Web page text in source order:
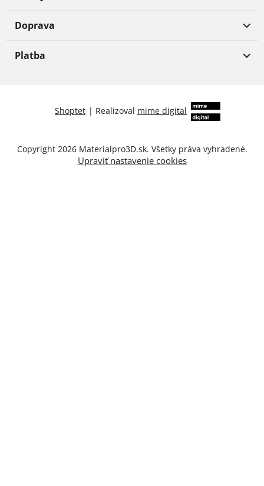
Doprava
Platba
Shoptet | Realizoval mime digital
Copyright 2026 Materialpro3D.sk. Všetky práva vyhradené.
Upraviť nastavenie cookies